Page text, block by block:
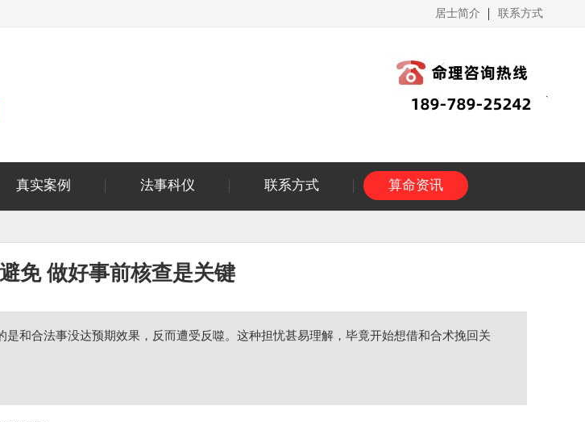
居士简介 联系方式
真实案例 法事科仪 联系方式 算命资讯
免 做好事前核查是关键
和合法事没达预期效果，反而遭受反噬。这种担忧甚易理解，毕竟开始想借和合术挽回关